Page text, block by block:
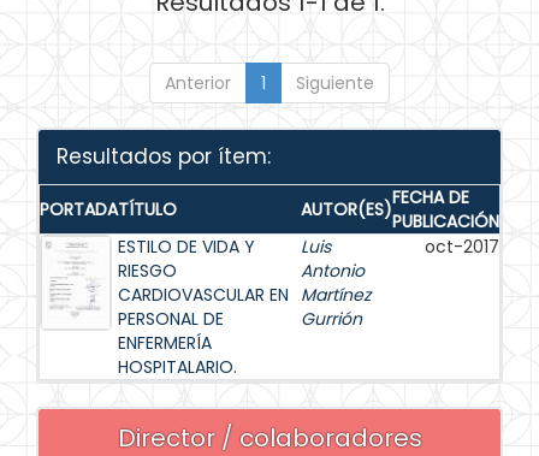
Anterior 1 Siguiente
Resultados por ítem:
PORTADATÍTULO AUTOR(ES)FECHA DE
PUBLICACIÓN
ESTILO DE VIDA Y
RIESGO
CARDIOVASCULAR EN
PERSONAL DE
ENFERMERÍA
HOSPITALARIO.
Luis
Antonio
Martínez
Gurrión
oct-2017
Director / colaboradores